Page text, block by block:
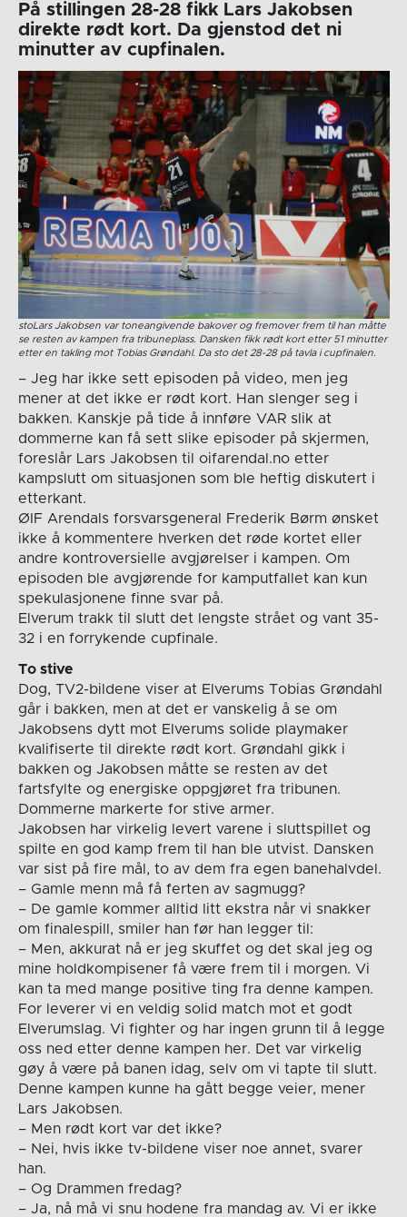
På stillingen 28-28 fikk Lars Jakobsen
direkte rødt kort. Da gjenstod det ni
minutter av cupfinalen.
stoLars Jakobsen var toneangivende bakover og fremover frem til han måtte
se resten av kampen fra tribuneplass. Dansken fikk rødt kort etter 51 minutter
etter en takling mot Tobias Grøndahl. Da sto det 28-28 på tavla i cupfinalen.
– Jeg har ikke sett episoden på video, men jeg
mener at det ikke er rødt kort. Han slenger seg i
bakken. Kanskje på tide å innføre VAR slik at
dommerne kan få sett slike episoder på skjermen,
foreslår Lars Jakobsen til oifarendal.no etter
kampslutt om situasjonen som ble heftig diskutert i
etterkant.
ØIF Arendals forsvarsgeneral Frederik Børm ønsket
ikke å kommentere hverken det røde kortet eller
andre kontroversielle avgjørelser i kampen. Om
episoden ble avgjørende for kamputfallet kan kun
spekulasjonene finne svar på.
Elverum trakk til slutt det lengste strået og vant 35-
32 i en forrykende cupfinale.
To stive
Dog, TV2-bildene viser at Elverums Tobias Grøndahl
går i bakken, men at det er vanskelig å se om
Jakobsens dytt mot Elverums solide playmaker
kvalifiserte til direkte rødt kort. Grøndahl gikk i
bakken og Jakobsen måtte se resten av det
fartsfylte og energiske oppgjøret fra tribunen.
Dommerne markerte for stive armer.
Jakobsen har virkelig levert varene i sluttspillet og
spilte en god kamp frem til han ble utvist. Dansken
var sist på fire mål, to av dem fra egen banehalvdel.
– Gamle menn må få ferten av sagmugg?
– De gamle kommer alltid litt ekstra når vi snakker
om finalespill, smiler han før han legger til:
– Men, akkurat nå er jeg skuffet og det skal jeg og
mine holdkompisener få være frem til i morgen. Vi
kan ta med mange positive ting fra denne kampen.
For leverer vi en veldig solid match mot et godt
Elverumslag. Vi fighter og har ingen grunn til å legge
oss ned etter denne kampen her. Det var virkelig
gøy å være på banen idag, selv om vi tapte til slutt.
Denne kampen kunne ha gått begge veier, mener
Lars Jakobsen.
– Men rødt kort var det ikke?
– Nei, hvis ikke tv-bildene viser noe annet, svarer
han.
– Og Drammen fredag?
– Ja, nå må vi snu hodene fra mandag av. Vi er ikke